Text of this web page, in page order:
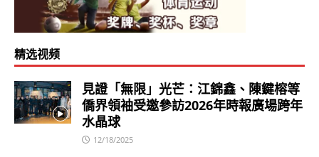
精选视频
見證「無限」光芒：江錦鑫、陳鍵榕等
僑界領袖受邀參訪2026年時報廣場跨年
水晶球
12/18/2025